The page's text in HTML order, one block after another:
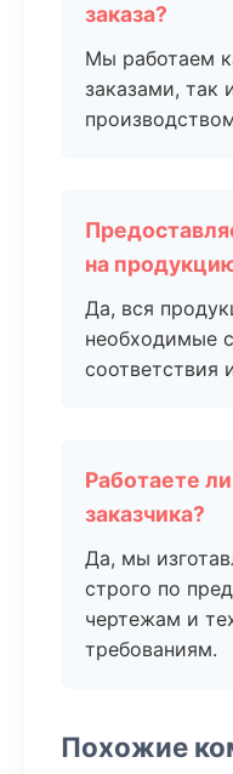
заказа?
Мы работаем
заказами, так
на
Да, вся
необходимые
соответствия
Работаете
заказчика?
Да, мы
строго по
чертежам и
требованиям.
Похожие